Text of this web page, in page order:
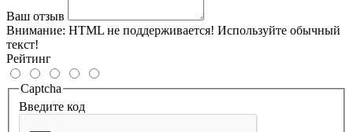
Ваш отзыв
Внимание: HTML не поддерживается! Используйте обычный
текст!
Рейтинг
Captcha
Введите код